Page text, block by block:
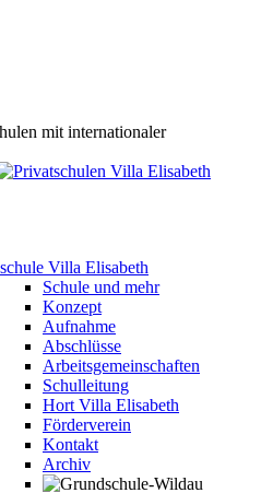
mit internationaler
Villa Elisabeth
Schule und mehr
Konzept
Aufnahme
Abschlüsse
Arbeitsgemeinschaften
Schulleitung
Hort Villa Elisabeth
Förderverein
Kontakt
Archiv